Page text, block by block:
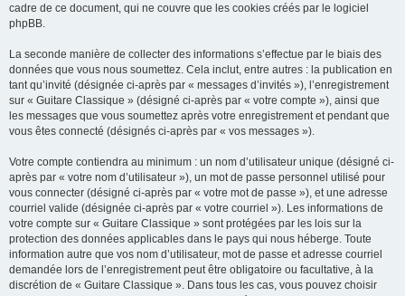
cadre de ce document, qui ne couvre que les cookies créés par le logiciel
phpBB.
La seconde manière de collecter des informations s’effectue par le biais des
données que vous nous soumettez. Cela inclut, entre autres : la publication en
tant qu’invité (désignée ci-après par « messages d’invités »), l’enregistrement
sur « Guitare Classique » (désigné ci-après par « votre compte »), ainsi que
les messages que vous soumettez après votre enregistrement et pendant que
vous êtes connecté (désignés ci-après par « vos messages »).
Votre compte contiendra au minimum : un nom d’utilisateur unique (désigné ci-
après par « votre nom d’utilisateur »), un mot de passe personnel utilisé pour
vous connecter (désigné ci-après par « votre mot de passe »), et une adresse
courriel valide (désignée ci-après par « votre courriel »). Les informations de
votre compte sur « Guitare Classique » sont protégées par les lois sur la
protection des données applicables dans le pays qui nous héberge. Toute
information autre que vos nom d’utilisateur, mot de passe et adresse courriel
demandée lors de l’enregistrement peut être obligatoire ou facultative, à la
discrétion de « Guitare Classique ». Dans tous les cas, vous pouvez choisir